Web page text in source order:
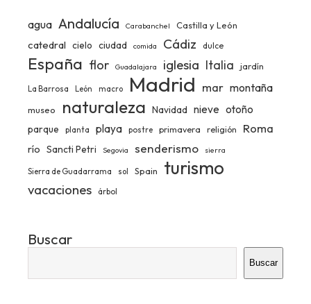
agua Andalucía Carabanchel Castilla y León
catedral cielo ciudad comida Cádiz dulce
España flor Guadalajara iglesia Italia jardín
La Barrosa León macro Madrid mar montaña
museo naturaleza Navidad nieve otoño
parque planta playa postre primavera religión Roma
río Sancti Petri Segovia senderismo sierra
Sierra de Guadarrama sol Spain turismo
vacaciones árbol
Buscar
Buscar